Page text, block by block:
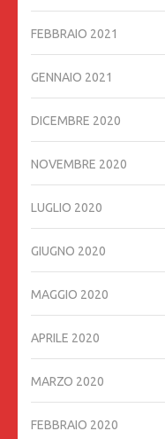
FEBBRAIO 2021
GENNAIO 2021
DICEMBRE 2020
NOVEMBRE 2020
LUGLIO 2020
GIUGNO 2020
MAGGIO 2020
APRILE 2020
MARZO 2020
FEBBRAIO 2020